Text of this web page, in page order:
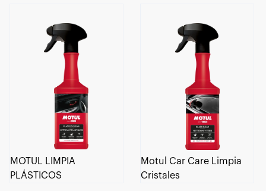
MOTUL LIMPIA
PLÁSTICOS
Motul Car Care Limpia
Cristales